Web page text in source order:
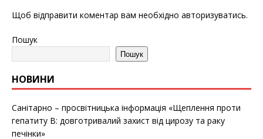
Щоб відправити коментар вам необхідно авторизуватись.
Пошук
Пошук
НОВИНИ
Санітарно – просвітницька інформація «Щеплення проти
гепатиту B: довготривалий захист від цирозу та раку
печінки»